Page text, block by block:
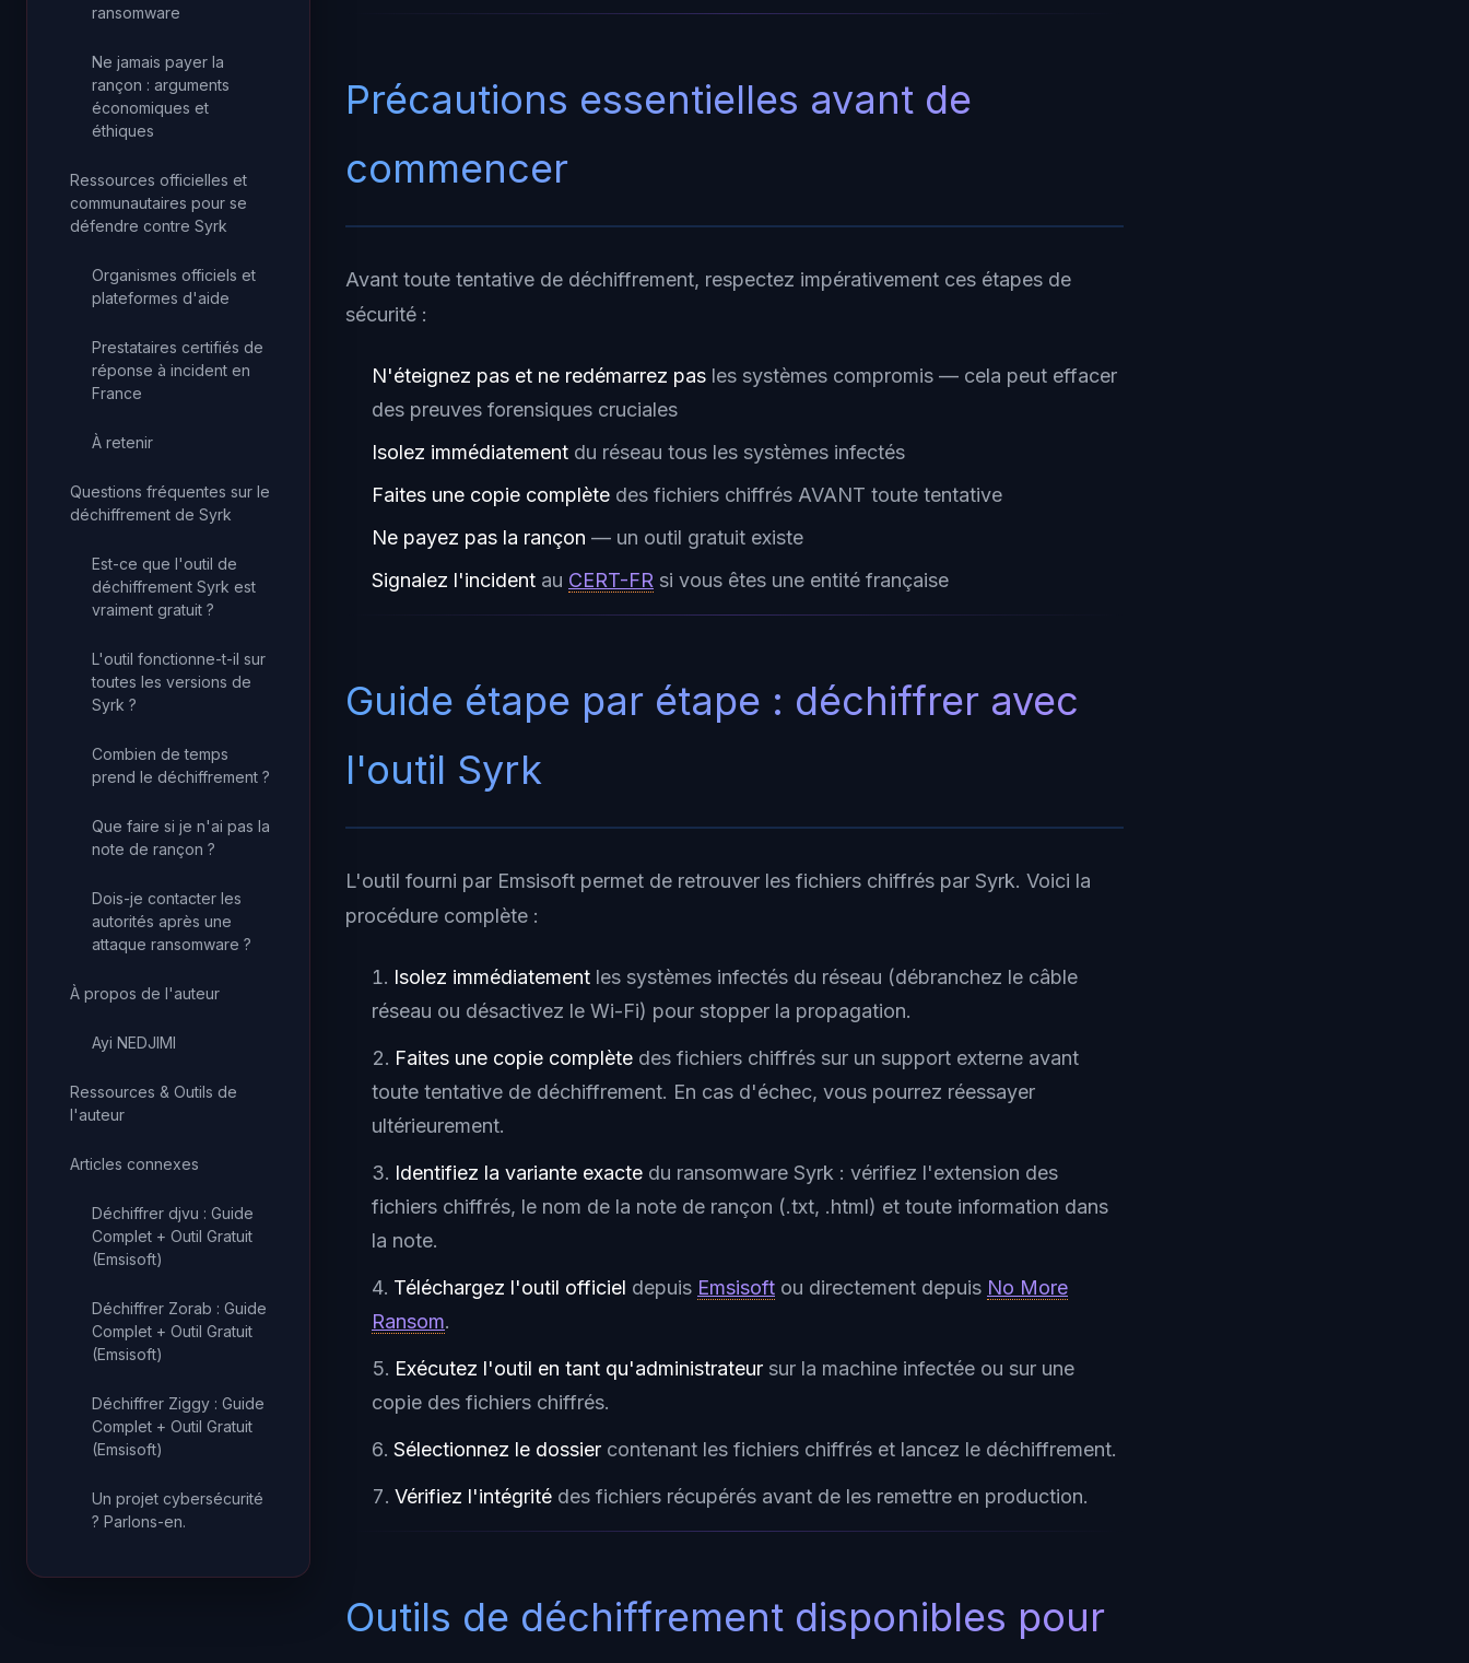
ransomware
Ne jamais payer la
rançon : arguments
économiques et
éthiques
Ressources officielles et
communautaires pour se
défendre contre Syrk
Organismes officiels et
plateformes d'aide
Prestataires certifiés de
réponse à incident en
France
À retenir
Questions fréquentes sur le
déchiffrement de Syrk
Est-ce que l'outil de
déchiffrement Syrk est
vraiment gratuit ?
L'outil fonctionne-t-il sur
toutes les versions de
Syrk ?
Combien de temps
prend le déchiffrement ?
Que faire si je n'ai pas la
note de rançon ?
Dois-je contacter les
autorités après une
attaque ransomware ?
À propos de l'auteur
Ayi NEDJIMI
Ressources & Outils de
l'auteur
Articles connexes
Déchiffrer djvu : Guide
Complet + Outil Gratuit
(Emsisoft)
Déchiffrer Zorab : Guide
Complet + Outil Gratuit
(Emsisoft)
Déchiffrer Ziggy : Guide
Complet + Outil Gratuit
(Emsisoft)
Un projet cybersécurité
? Parlons-en.
Précautions essentielles avant de
commencer
Avant toute tentative de déchiffrement, respectez impérativement ces étapes de
sécurité :
N'éteignez pas et ne redémarrez pas les systèmes compromis — cela peut effacer
des preuves forensiques cruciales
Isolez immédiatement du réseau tous les systèmes infectés
Faites une copie complète des fichiers chiffrés AVANT toute tentative
Ne payez pas la rançon — un outil gratuit existe
Signalez l'incident au CERT-FR si vous êtes une entité française
Guide étape par étape : déchiffrer avec
l'outil Syrk
L'outil fourni par Emsisoft permet de retrouver les fichiers chiffrés par Syrk. Voici la
procédure complète :
Isolez immédiatement les systèmes infectés du réseau (débranchez le câble
réseau ou désactivez le Wi-Fi) pour stopper la propagation.
Faites une copie complète des fichiers chiffrés sur un support externe avant
toute tentative de déchiffrement. En cas d'échec, vous pourrez réessayer
ultérieurement.
Identifiez la variante exacte du ransomware Syrk : vérifiez l'extension des
fichiers chiffrés, le nom de la note de rançon (.txt, .html) et toute information dans
la note.
Téléchargez l'outil officiel depuis Emsisoft ou directement depuis No More
Ransom.
Exécutez l'outil en tant qu'administrateur sur la machine infectée ou sur une
copie des fichiers chiffrés.
Sélectionnez le dossier contenant les fichiers chiffrés et lancez le déchiffrement.
Vérifiez l'intégrité des fichiers récupérés avant de les remettre en production.
Outils de déchiffrement disponibles pour